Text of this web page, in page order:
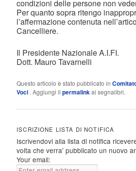
condizioni delle persone non
Per quanto sopra ritengo
l’affermazione contenuta
Cancelliere.
Il Presidente Nazionale A.I.FI.
Dott. Mauro Tavarnelli
Questo articolo è stato pubblicato in
Voci . Aggiungi ilpermalinkai segnalibri.
ISCRIZIONE LISTA DI NOTIFICA
Iscrivendovi alla lista di notifica
volta che verra' pubblicato un nuovo
Your email: